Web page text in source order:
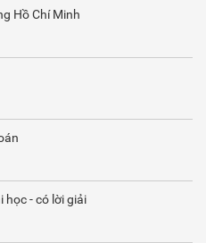
Hồ Chí Minh
học - có lời giải